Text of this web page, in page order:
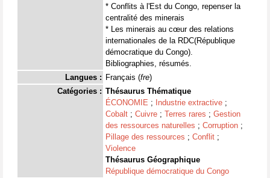
* Conflits à l'Est du Congo, repenser la
centralité des minerais
* Les minerais au cœur des relations
internationales de la RDC(République
démocratique du Congo).
Bibliographies, résumés.
Langues : Français (fre)
Catégories : Thésaurus Thématique
ÉCONOMIE ; Industrie extractive ;
Cobalt ; Cuivre ; Terres rares ; Gestion
des ressources naturelles ; Corruption ;
Pillage des ressources ; Conflit ;
Violence
Thésaurus Géographique
République démocratique du Congo